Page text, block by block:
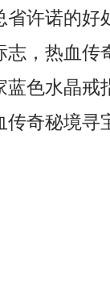
许诺的好
，热血传
色水晶戒
奇秘境寻